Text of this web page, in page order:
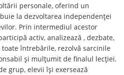
personale, oferind un
la dezvoltarea independenței
Prin intermediul acestor
activ, analizează , dezbate,
întrebările, rezolvă sarcinile
și mulțumit de finalul lecției.
grup, elevii își exersează